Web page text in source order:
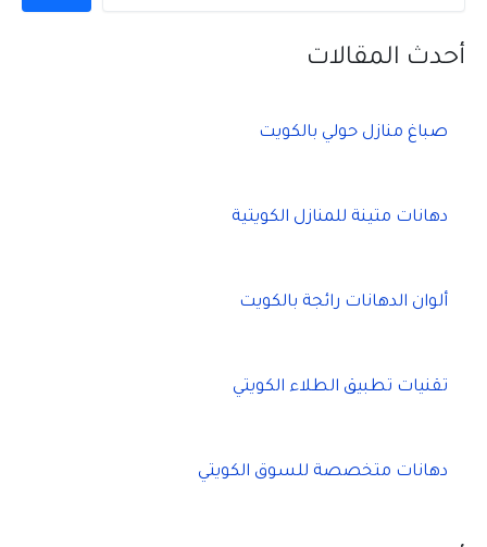
أحدث المقالات
صباغ منازل حولي بالكويت
دهانات متينة للمنازل الكويتية
ألوان الدهانات رائجة بالكويت
تقنيات تطبيق الطلاء الكويتي
دهانات متخصصة للسوق الكويتي